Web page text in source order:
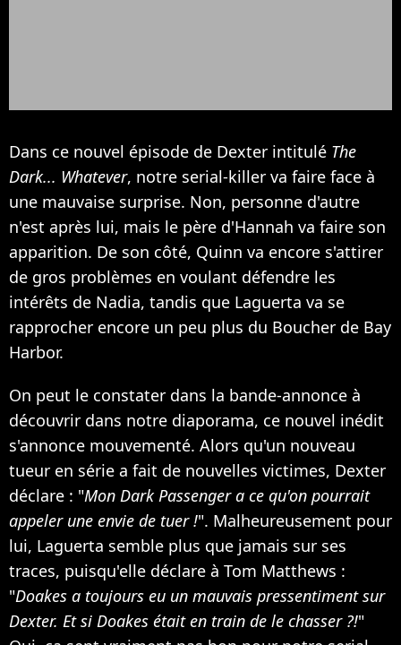
Dans ce nouvel épisode de Dexter intitulé The
Dark... Whatever, notre serial-killer va faire face à
une mauvaise surprise. Non, personne d'autre
n'est après lui, mais le père d'Hannah va faire son
apparition. De son côté, Quinn va encore s'attirer
de gros problèmes en voulant défendre les
intérêts de Nadia, tandis que Laguerta va se
rapprocher encore un peu plus du Boucher de Bay
Harbor.
On peut le constater dans la bande-annonce à
découvrir dans notre diaporama, ce nouvel inédit
s'annonce mouvementé. Alors qu'un nouveau
tueur en série a fait de nouvelles victimes, Dexter
déclare : "Mon Dark Passenger a ce qu'on pourrait
appeler une envie de tuer !". Malheureusement pour
lui, Laguerta semble plus que jamais sur ses
traces, puisqu'elle déclare à Tom Matthews :
"Doakes a toujours eu un mauvais pressentiment sur
Dexter. Et si Doakes était en train de le chasser ?!"